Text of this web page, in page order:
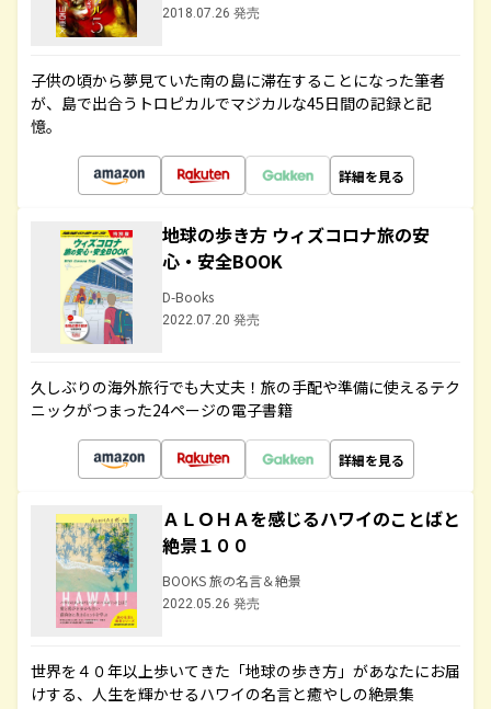
2018.07.26 発売
子供の頃から夢見ていた南の島に滞在することになった筆者
が、島で出合うトロピカルでマジカルな45日間の記録と記
憶。
詳細を見る
地球の歩き方 ウィズコロナ旅の安
心・安全BOOK
D-Books
2022.07.20 発売
久しぶりの海外旅行でも大丈夫！旅の手配や準備に使えるテク
ニックがつまった24ページの電子書籍
詳細を見る
ＡＬＯＨＡを感じるハワイのことばと
絶景１００
BOOKS 旅の名言＆絶景
2022.05.26 発売
世界を４０年以上歩いてきた「地球の歩き方」があなたにお届
けする、人生を輝かせるハワイの名言と癒やしの絶景集